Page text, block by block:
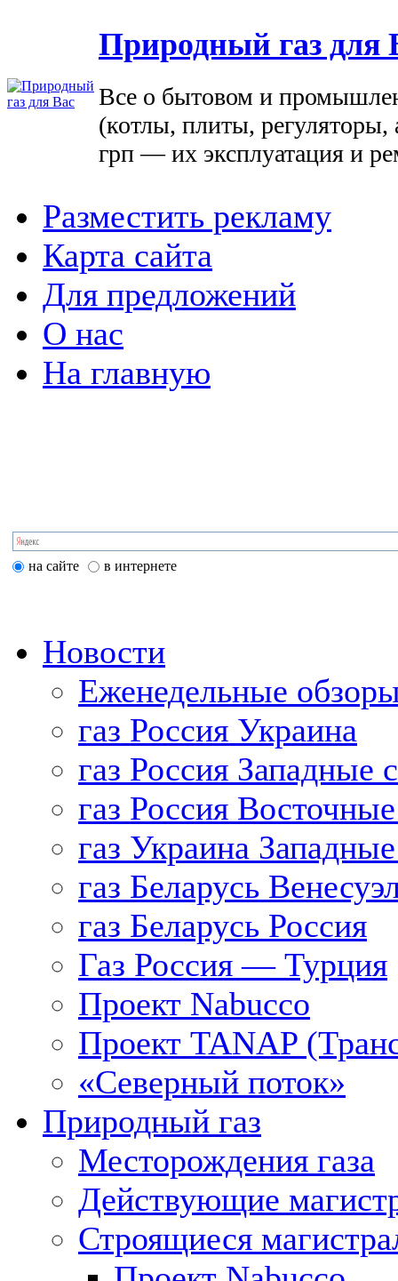
Природный газ для
Все о бытовом и
(котлы, плиты, регуляторы,
грп — их эксплуатация и
Разместить рекламу
Карта сайта
Для предложений
О нас
На главную
на сайте в интернете
Новости
Еженедельные
газ Россия Украина
газ Россия Западные
газ Россия
газ Украина
газ Беларусь
газ Беларусь Россия
Газ Россия — Турция
Проект Nabucco
Проект TANAP
«Северный поток»
Природный газ
Месторождения газа
Действующие
Строящиеся